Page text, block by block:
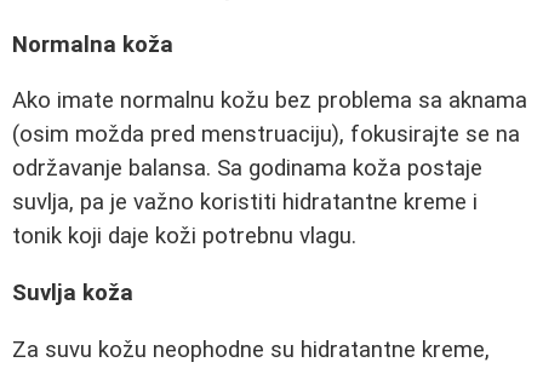
Normalna koža
Ako imate normalnu kožu bez problema sa aknama
(osim možda pred menstruaciju), fokusirajte se na
održavanje balansa. Sa godinama koža postaje
suvlja, pa je važno koristiti hidratantne kreme i
tonik koji daje koži potrebnu vlagu.
Suvlja koža
Za suvu kožu neophodne su hidratantne kreme,